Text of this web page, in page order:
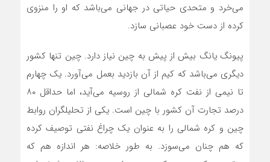
می‌خرد و متحدی حیاتی در جهانی می‌باشد که او را منزوی
کرده از دست خود عصبانی سازد.
پیونگ یانگ بیش از پیش به چین نیاز دارد. چین تنها کشور
دیگری می‌باشد که کیم از آن بازدید بعمل می‌آورد. یک چهارم
تا نیمی از نفت کره شمالی از روسیه می‌آید، اما حداقل ۸۰
درصد تجارت آن کشور با چین است. یکی از تحلیلگران روابط
چین و کره شمالی را به عنوان یک چراغ نفتی توصیف کرده
که هم چنان می‌سوزد. به طور خلاصه: هر اندازه هم که